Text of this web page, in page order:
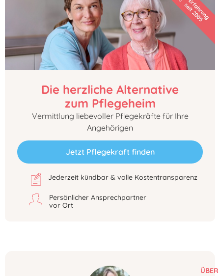
Die herzliche Alternative
zum Pflegeheim
Vermittlung liebevoller Pflegekräfte für Ihre
Angehörigen
Jetzt Pflegekraft finden
Jederzeit kündbar & volle Kostentransparenz
Persönlicher Ansprechpartner
vor Ort
ÜBER